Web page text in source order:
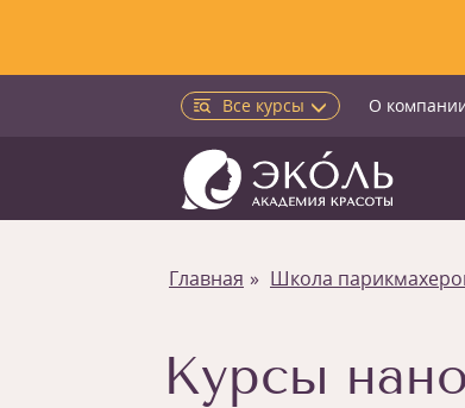
Все курсы О
Главная Школа
Курсы